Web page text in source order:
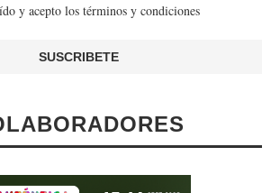
y acepto los términos y condiciones